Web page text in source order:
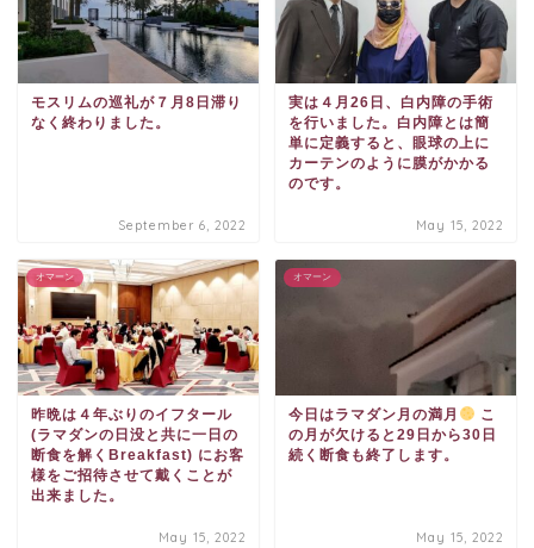
モスリムの巡礼が７月8日滞り
なく終わりました。
September 6, 2022
実は４月26日、白内障の手術
を行いました。白内障とは簡
単に定義すると、眼球の上に
カーテンのように膜がかかる
のです。
May 15, 2022
オマーン
昨晩は４年ぶりのイフタール
(ラマダンの日没と共に一日の
断食を解くBreakfast) にお客
様をご招待させて戴くことが
出来ました。
May 15, 2022
オマーン
今日はラマダン月の満月
こ
の月が欠けると29日から30日
続く断食も終了します。
May 15, 2022